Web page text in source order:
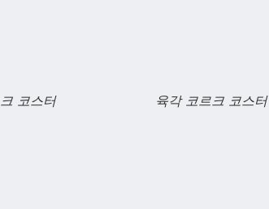
코스터 육각 코르크 코스터